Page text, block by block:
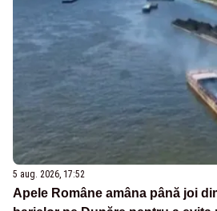
5 aug. 2026, 17:52
Apele Române amâna până joi